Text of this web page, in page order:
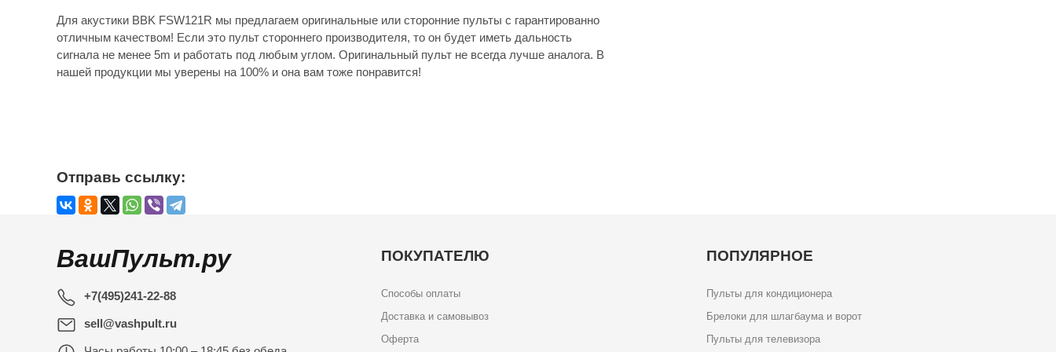
Для акустики BBK FSW121R мы предлагаем оригинальные или сторонние пульты с гарантированно
отличным качеством! Если это пульт стороннего производителя, то он будет иметь дальность
сигнала не менее 5m и работать под любым углом. Оригинальный пульт не всегда лучше аналога. В
нашей продукции мы уверены на 100% и она вам тоже понравится!
Отправь ссылку:
ВашПульт.ру
+7(495)241-22-88
sell@vashpult.ru
ПОКУПАТЕЛЮ
Способы оплаты
Доставка и самовывоз
Оферта
ПОПУЛЯРНОЕ
Пульты для кондиционера
Брелоки для шлагбаума и ворот
Пульты для телевизора